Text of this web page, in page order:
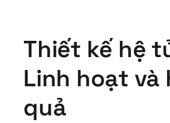
Thiết kế hệ
Linh hoạt và
quả